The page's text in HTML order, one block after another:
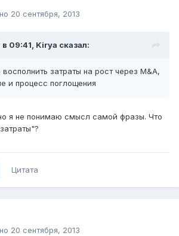
20 сентября, 2013
09:41, Kirya сказал:
затраты на рост через M&A,
и процесс поглощения
я не понимаю смысл самой фразы. Что
Цитата
20 сентября, 2013